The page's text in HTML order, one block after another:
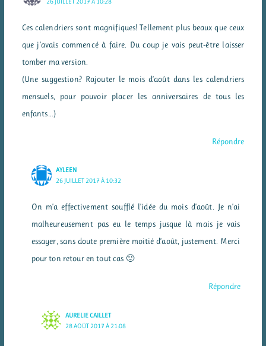
Ces calendriers sont magnifiques! Tellement plus beaux que ceux
que j’avais commencé à faire. Du coup je vais peut-être laisser
tomber ma version.
(Une suggestion? Rajouter le mois d’août dans les calendriers
mensuels, pour pouvoir placer les anniversaires de tous les
enfants…)
Répondre
AYLEEN
26 JUILLET 2017 À 10:32
On m’a effectivement soufflé l’idée du mois d’août. Je n’ai
malheureusement pas eu le temps jusque là mais je vais
essayer, sans doute première moitié d’août, justement. Merci
pour ton retour en tout cas 🙂
Répondre
AURELIE CAILLET
28 AOÛT 2017 À 21:08